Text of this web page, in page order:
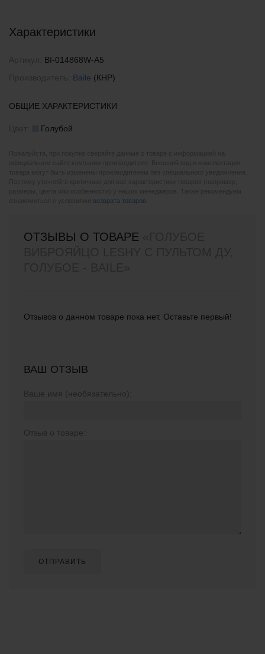
Характеристики
BI-014868W-A5
Baile (КНР)
ОБЩИЕ ХАРАКТЕРИСТИКИ
Голубой
возврата товаров
ОТЗЫВЫ О ТОВАРЕ
Отзывов о данном товаре пока нет. Оставьте первый!
ВАШ ОТЗЫВ
Ваше имя (необязательно):
Отзыв о товаре:
ОТПРАВИТЬ